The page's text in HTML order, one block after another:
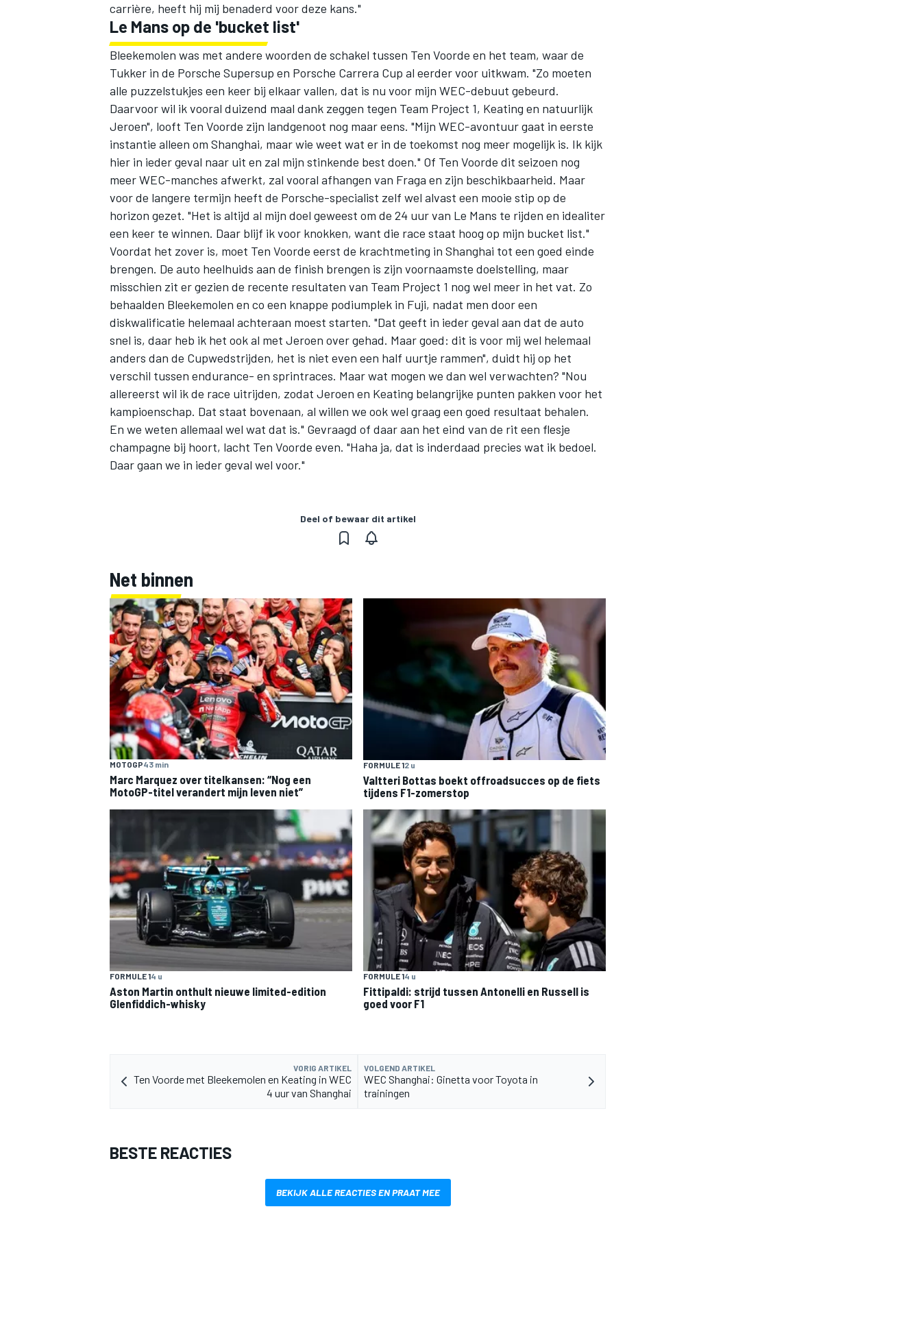
MEER RACEKLASSEN
carrière, heeft hij mij benaderd voor deze kans."
Le Mans op de 'bucket list'
Bleekemolen was met andere woorden de schakel tussen Ten Voorde en het team, waar de
Tukker in de Porsche Supersup en Porsche Carrera Cup al eerder voor uitkwam. "Zo moeten
alle puzzelstukjes een keer bij elkaar vallen, dat is nu voor mijn WEC-debuut gebeurd.
Daarvoor wil ik vooral duizend maal dank zeggen tegen Team Project 1, Keating en natuurlijk
Jeroen", looft Ten Voorde zijn landgenoot nog maar eens. "Mijn WEC-avontuur gaat in eerste
instantie alleen om Shanghai, maar wie weet wat er in de toekomst nog meer mogelijk is. Ik kijk
hier in ieder geval naar uit en zal mijn stinkende best doen." Of Ten Voorde dit seizoen nog
meer WEC-manches afwerkt, zal vooral afhangen van Fraga en zijn beschikbaarheid. Maar
voor de langere termijn heeft de Porsche-specialist zelf wel alvast een mooie stip op de
horizon gezet. "Het is altijd al mijn doel geweest om de 24 uur van Le Mans te rijden en idealiter
een keer te winnen. Daar blijf ik voor knokken, want die race staat hoog op mijn bucket list."
Voordat het zover is, moet Ten Voorde eerst de krachtmeting in Shanghai tot een goed einde
brengen. De auto heelhuids aan de finish brengen is zijn voornaamste doelstelling, maar
misschien zit er gezien de recente resultaten van Team Project 1 nog wel meer in het vat. Zo
behaalden Bleekemolen en co een knappe podiumplek in Fuji, nadat men door een
diskwalificatie helemaal achteraan moest starten. "Dat geeft in ieder geval aan dat de auto
snel is, daar heb ik het ook al met Jeroen over gehad. Maar goed: dit is voor mij wel helemaal
anders dan de Cupwedstrijden, het is niet even een half uurtje rammen", duidt hij op het
verschil tussen endurance- en sprintraces. Maar wat mogen we dan wel verwachten? "Nou
allereerst wil ik de race uitrijden, zodat Jeroen en Keating belangrijke punten pakken voor het
kampioenschap. Dat staat bovenaan, al willen we ook wel graag een goed resultaat behalen.
En we weten allemaal wel wat dat is." Gevraagd of daar aan het eind van de rit een flesje
champagne bij hoort, lacht Ten Voorde even. "Haha ja, dat is inderdaad precies wat ik bedoel.
Daar gaan we in ieder geval wel voor."
Deel of bewaar dit artikel
Net binnen
MOTOGP43 min
Marc Marquez over titelkansen: “Nog een
MotoGP-titel verandert mijn leven niet”
FORMULE 12 u
Valtteri Bottas boekt offroadsucces op de fiets
tijdens F1-zomerstop
FORMULE 14 u
Aston Martin onthult nieuwe limited-edition
Glenfiddich-whisky
FORMULE 14 u
Fittipaldi: strijd tussen Antonelli en Russell is
goed voor F1
VORIG ARTIKEL
Ten Voorde met Bleekemolen en Keating in WEC
4 uur van Shanghai
VOLGEND ARTIKEL
WEC Shanghai: Ginetta voor Toyota in
trainingen
BESTE REACTIES
BEKIJK ALLE REACTIES EN PRAAT MEE